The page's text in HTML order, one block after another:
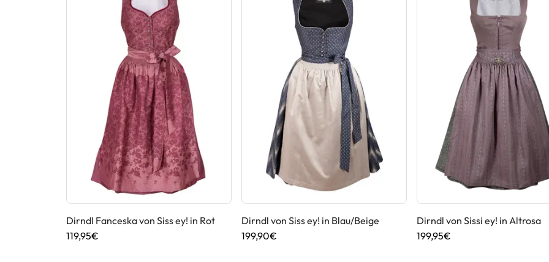
Dirndl Fanceska von Siss ey! in Rot
119,95€
Dirndl von Siss ey! in Blau/Beige
199,90€
Dirndl von Sissi ey! in Altrosa
199,95€